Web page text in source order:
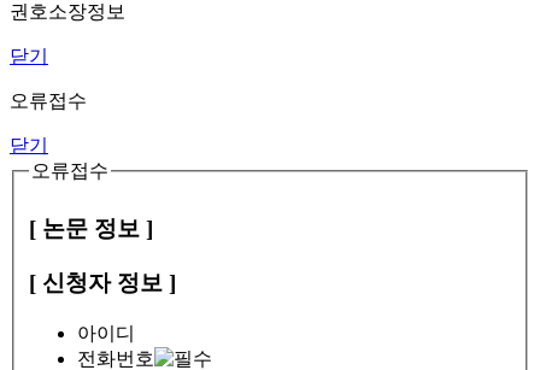
권호소장정보
닫기
오류접수
닫기
오류접수
[ 논문 정보 ]
[ 신청자 정보 ]
아이디
전화번호